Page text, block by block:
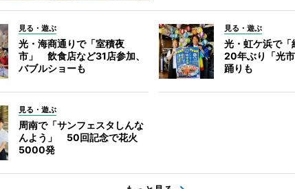
見る・遊ぶ
光・海商通りで「室積夜
市」 飲食店など31店参加、
バブルショーも
見る・遊ぶ
光・虹ケ浜で
20年ぶり「光
踊りも
見る・遊ぶ
周南で「サンフェスタしんな
んよう」 50回記念で花火
5000発